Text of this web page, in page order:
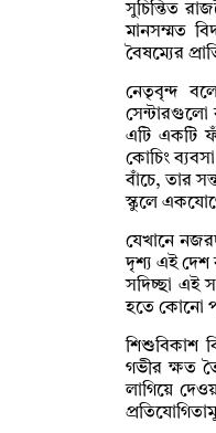
সুচিন্তিত
মানসম্মত
বৈষম্যের
নেতৃবৃন্দ
সেন্টারগুলো
এটি একটি
কোচিং
বাঁচে, তার
স্কুলে
যেখানে
দৃশ্য এই দেশ
সদিচ্ছা এই
হতে কোনো
শিশুবিকাশ
গভীর ক্ষত
লাগিয়ে